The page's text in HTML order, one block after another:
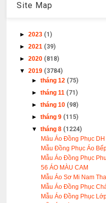
Site Map
►2023 (1)
►2021 (39)
►2020 (818)
▼2019 (3784)
►tháng 12 (75)
►tháng 11 (71)
►tháng 10 (98)
►tháng 9 (115)
▼tháng 8 (1224)
Mâu Áo Đồng Phục DH
Mẫu Đồng Phục Áo
Mẫu Áo Đồng Phục
56 ÁO MÀU CAM
Mẫu Áo Sơ Mi Nam
Mẫu Áo Đồng Phục
Mẫu Áo Đồng Phục